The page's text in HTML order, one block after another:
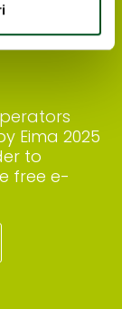
e-
Eima 2025
to
free e-